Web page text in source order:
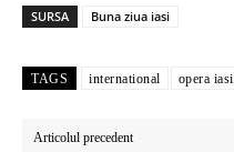
SURSA Buna ziua iasi
TAGS international opera iasi
Articolul precedent